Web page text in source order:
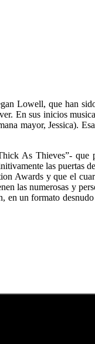
Lowell, que han
En sus inicios
mayor, Jessica).
As Thieves”-
las puertas
Awards y que el
las numerosas y
un formato